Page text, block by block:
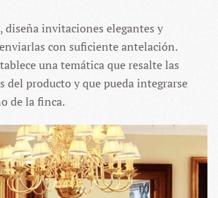
, diseña invitaciones elegantes y
con suficiente antelación.
una temática que resalte las
del producto y que pueda integrarse
de la finca.